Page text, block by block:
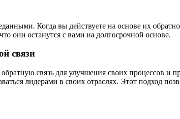
Когда вы действуете на основе их
они останутся с вами на долгосрочной основе.
связи
связь для улучшения своих процессов и
лидерами в своих отраслях. Этот подход